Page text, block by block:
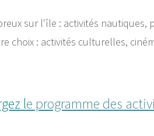
sur l'île : activités
choix : activités culturelles,
le programme des